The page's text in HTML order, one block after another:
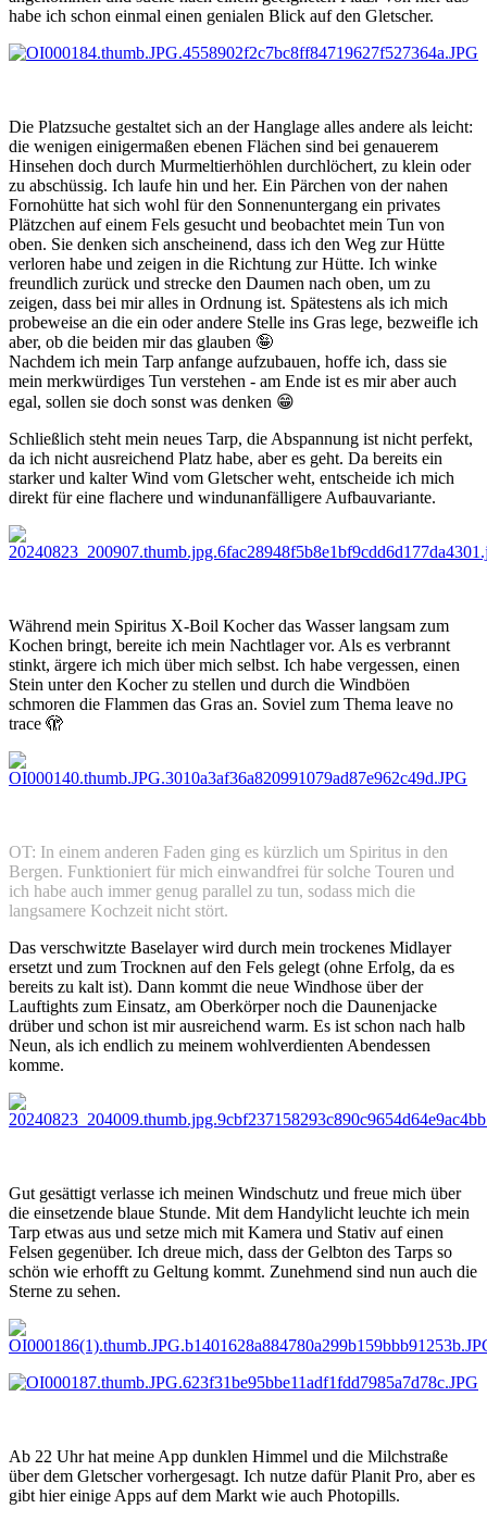
habe ich schon einmal einen genialen Blick auf den Gletscher.
Die Platzsuche gestaltet sich an der Hanglage alles andere als leicht:
die wenigen einigermaßen ebenen Flächen sind bei genauerem
Hinsehen doch durch Murmeltierhöhlen durchlöchert, zu klein oder
zu abschüssig. Ich laufe hin und her. Ein Pärchen von der nahen
Fornohütte hat sich wohl für den Sonnenuntergang ein privates
Plätzchen auf einem Fels gesucht und beobachtet mein Tun von
oben. Sie denken sich anscheinend, dass ich den Weg zur Hütte
verloren habe und zeigen in die Richtung zur Hütte. Ich winke
freundlich zurück und strecke den Daumen nach oben, um zu
zeigen, dass bei mir alles in Ordnung ist. Spätestens als ich mich
probeweise an die ein oder andere Stelle ins Gras lege, bezweifle ich
aber, ob die beiden mir das glauben 🤪
Nachdem ich mein Tarp anfange aufzubauen, hoffe ich, dass sie
mein merkwürdiges Tun verstehen - am Ende ist es mir aber auch
egal, sollen sie doch sonst was denken 😁
Schließlich steht mein neues Tarp, die Abspannung ist nicht perfekt,
da ich nicht ausreichend Platz habe, aber es geht. Da bereits ein
starker und kalter Wind vom Gletscher weht, entscheide ich mich
direkt für eine flachere und windunanfälligere Aufbauvariante.
Während mein Spiritus X-Boil Kocher das Wasser langsam zum
Kochen bringt, bereite ich mein Nachtlager vor. Als es verbrannt
stinkt, ärgere ich mich über mich selbst. Ich habe vergessen, einen
Stein unter den Kocher zu stellen und durch die Windböen
schmoren die Flammen das Gras an. Soviel zum Thema leave no
trace 🫣
OT: In einem anderen Faden ging es kürzlich um Spiritus in den
Bergen. Funktioniert für mich einwandfrei für solche Touren und
ich habe auch immer genug parallel zu tun, sodass mich die
langsamere Kochzeit nicht stört.
Das verschwitzte Baselayer wird durch mein trockenes Midlayer
ersetzt und zum Trocknen auf den Fels gelegt (ohne Erfolg, da es
bereits zu kalt ist). Dann kommt die neue Windhose über der
Lauftights zum Einsatz, am Oberkörper noch die Daunenjacke
drüber und schon ist mir ausreichend warm. Es ist schon nach halb
Neun, als ich endlich zu meinem wohlverdienten Abendessen
komme.
Gut gesättigt verlasse ich meinen Windschutz und freue mich über
die einsetzende blaue Stunde. Mit dem Handylicht leuchte ich mein
Tarp etwas aus und setze mich mit Kamera und Stativ auf einen
Felsen gegenüber. Ich dreue mich, dass der Gelbton des Tarps so
schön wie erhofft zu Geltung kommt. Zunehmend sind nun auch die
Sterne zu sehen.
Ab 22 Uhr hat meine App dunklen Himmel und die Milchstraße
über dem Gletscher vorhergesagt. Ich nutze dafür Planit Pro, aber es
gibt hier einige Apps auf dem Markt wie auch Photopills.